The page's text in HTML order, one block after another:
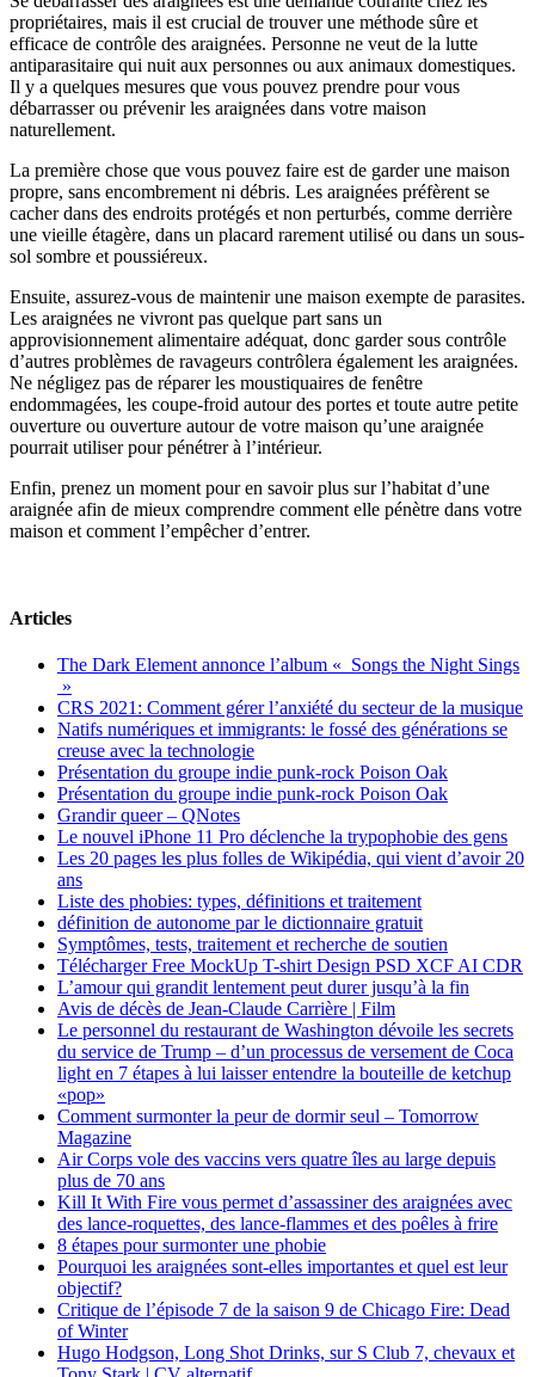
propriétaires, mais il est crucial de trouver une méthode sûre et
efficace de contrôle des araignées. Personne ne veut de la lutte
antiparasitaire qui nuit aux personnes ou aux animaux domestiques.
Il y a quelques mesures que vous pouvez prendre pour vous
débarrasser ou prévenir les araignées dans votre maison
naturellement.
La première chose que vous pouvez faire est de garder une maison
propre, sans encombrement ni débris. Les araignées préfèrent se
cacher dans des endroits protégés et non perturbés, comme derrière
une vieille étagère, dans un placard rarement utilisé ou dans un sous-
sol sombre et poussiéreux.
Ensuite, assurez-vous de maintenir une maison exempte de parasites.
Les araignées ne vivront pas quelque part sans un
approvisionnement alimentaire adéquat, donc garder sous contrôle
d’autres problèmes de ravageurs contrôlera également les araignées.
Ne négligez pas de réparer les moustiquaires de fenêtre
endommagées, les coupe-froid autour des portes et toute autre petite
ouverture ou ouverture autour de votre maison qu’une araignée
pourrait utiliser pour pénétrer à l’intérieur.
Enfin, prenez un moment pour en savoir plus sur l’habitat d’une
araignée afin de mieux comprendre comment elle pénètre dans votre
maison et comment l’empêcher d’entrer.
Articles
The Dark Element annonce l’album « Songs the Night Sings
»
CRS 2021: Comment gérer l’anxiété du secteur de la musique
Natifs numériques et immigrants: le fossé des générations se
creuse avec la technologie
Présentation du groupe indie punk-rock Poison Oak
Présentation du groupe indie punk-rock Poison Oak
Grandir queer – QNotes
Le nouvel iPhone 11 Pro déclenche la trypophobie des gens
Les 20 pages les plus folles de Wikipédia, qui vient d’avoir 20
ans
Liste des phobies: types, définitions et traitement
définition de autonome par le dictionnaire gratuit
Symptômes, tests, traitement et recherche de soutien
Télécharger Free MockUp T-shirt Design PSD XCF AI CDR
L’amour qui grandit lentement peut durer jusqu’à la fin
Avis de décès de Jean-Claude Carrière | Film
Le personnel du restaurant de Washington dévoile les secrets
du service de Trump – d’un processus de versement de Coca
light en 7 étapes à lui laisser entendre la bouteille de ketchup
«pop»
Comment surmonter la peur de dormir seul – Tomorrow
Magazine
Air Corps vole des vaccins vers quatre îles au large depuis
plus de 70 ans
Kill It With Fire vous permet d’assassiner des araignées avec
des lance-roquettes, des lance-flammes et des poêles à frire
8 étapes pour surmonter une phobie
Pourquoi les araignées sont-elles importantes et quel est leur
objectif?
Critique de l’épisode 7 de la saison 9 de Chicago Fire: Dead
of Winter
Hugo Hodgson, Long Shot Drinks, sur S Club 7, chevaux et